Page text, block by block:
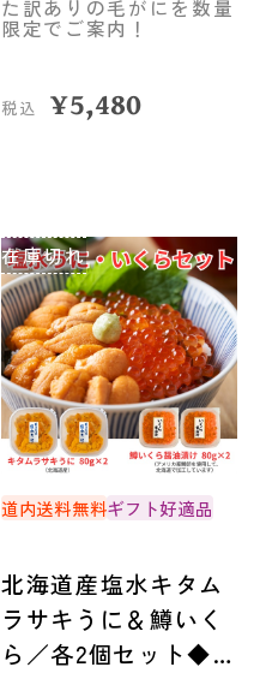
た訳ありの毛がにを数量
限定でご案内！
税込 ¥5,480
在庫切れ
道内送料無料ギフト好適品
北海道産塩水キタム
ラサキうに＆鱒いく
ら／各2個セット◆共